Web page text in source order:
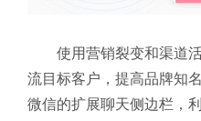
使用营销裂变和渠道
流目标客户，提高品牌知
微信的扩展聊天侧边栏，